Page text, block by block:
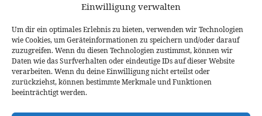
Einwilligung verwalten
Um dir ein optimales Erlebnis zu bieten, verwenden wir Technologien
wie Cookies, um Geräteinformationen zu speichern und/oder darauf
zuzugreifen. Wenn du diesen Technologien zustimmst, können wir
Daten wie das Surfverhalten oder eindeutige IDs auf dieser Website
verarbeiten. Wenn du deine Einwilligung nicht erteilst oder
zurückziehst, können bestimmte Merkmale und Funktionen
beeinträchtigt werden.
Impressum
Predigtreihen
Sommerfreizeit
Bekennende Evangelisch-Reformierte Gemeinde Nordhorn
Bekennende Evangelisch-Reformierte Gemeinde Gießen
Bekennende Evangelisch-Reformierte Gemeinde Tübingen
Akademie für Reformatorische Theologie
Bekennende Kirche (kostenlose Zeitschrift)